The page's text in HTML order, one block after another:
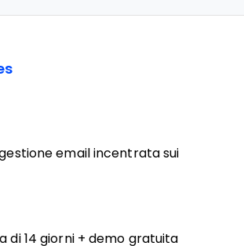
email incentrata sui
di 14 giorni + demo gratuita